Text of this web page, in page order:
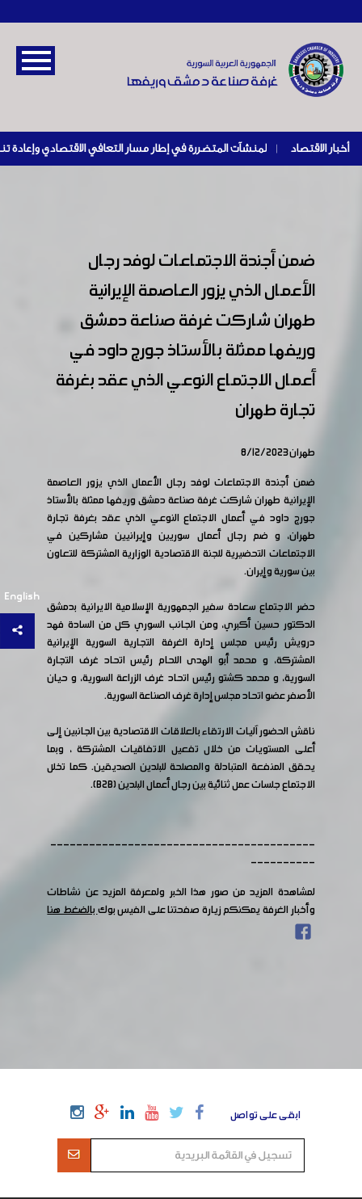
أخبار الاقتصاد |
English
ضمن أجندة الاجتماعات لوفد رجال
الأعمال الذي يزور العاصمة الإيرانية
طهران شاركت غرفة صناعة دمشق
وريفها ممثلة بالأستاذ جورج داود في
أعمال الاجتماع النوعي الذي عقد بغرفة
تجارة طهران
طهران 8/12/2023
ضمن أجندة الاجتماعات لوفد رجال الأعمال الذي يزور العاصمة
الإيرانية طهران شاركت غرفة صناعة دمشق وريفها ممثلة بالأستاذ
جورج داود في أعمال الاجتماع النوعي الذي عقد بغرفة تجارة
طهران، و ضم رجال أعمال سوريين وإيرانيين مشاركين في
الاجتماعات التحضيرية للجنة الاقتصادية الوزارية المشتركة للتعاون
بين سورية وإيران.
حضر الاجتماع سعادة سفير الجمهورية الإسلامية الايرانية بدمشق
الدكتور حسين أكبري، ومن الجانب السوري كل من السادة فهد
درويش رئيس مجلس إدارة الغرفة التجارية السورية الإيرانية
المشتركة، و محمد أبو الهدى اللحام رئيس اتحاد غرف التجارة
السورية، و محمد كشتو رئيس اتحاد غرف الزراعة السورية، و حيان
الأصفر عضو اتحاد مجلس إدارة غرف الصناعة السورية.
ناقش الحضور آليات الارتقاء بالعلاقات الاقتصادية بين الجانبين إلى
أعلى المستويات من خلال تفعيل الاتفاقيات المشتركة ، وبما
يحقق المنفعة المتبادلة والمصلحة للبلدين الصديقين. كما تخلل
الاجتماع جلسات عمل ثنائية بين رجال أعمال البلدين (B2B).
-----------------------------------------
----------
لمشاهدة المزيد من صور هذا الخبر ولمعرفة المزيد عن نشاطات
وأخبار الغرفة يمكنكم زيارة صفحتنا على الفيس بوكبالضغط هنا
ابقى على تواصل